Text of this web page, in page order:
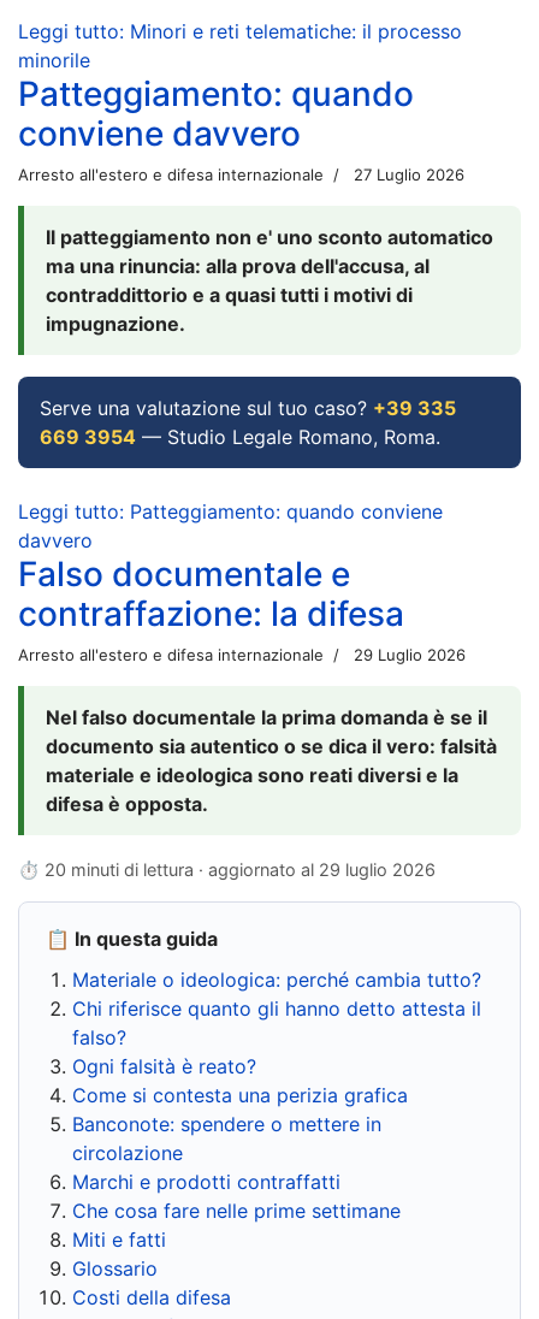
Leggi tutto: Minori e reti telematiche: il processo
minorile
Patteggiamento: quando
conviene davvero
Arresto all'estero e difesa internazionale 27 Luglio 2026
Il patteggiamento non e' uno sconto automatico
ma una rinuncia: alla prova dell'accusa, al
contraddittorio e a quasi tutti i motivi di
impugnazione.
Serve una valutazione sul tuo caso? +39 335
669 3954 — Studio Legale Romano, Roma.
Leggi tutto: Patteggiamento: quando conviene
davvero
Falso documentale e
contraffazione: la difesa
Arresto all'estero e difesa internazionale 29 Luglio 2026
Nel falso documentale la prima domanda è se il
documento sia autentico o se dica il vero: falsità
materiale e ideologica sono reati diversi e la
difesa è opposta.
⏱ 20 minuti di lettura · aggiornato al 29 luglio 2026
📋 In questa guida
Materiale o ideologica: perché cambia tutto?
Chi riferisce quanto gli hanno detto attesta il
falso?
Ogni falsità è reato?
Come si contesta una perizia grafica
Banconote: spendere o mettere in
circolazione
Marchi e prodotti contraffatti
Che cosa fare nelle prime settimane
Miti e fatti
Glossario
Costi della difesa